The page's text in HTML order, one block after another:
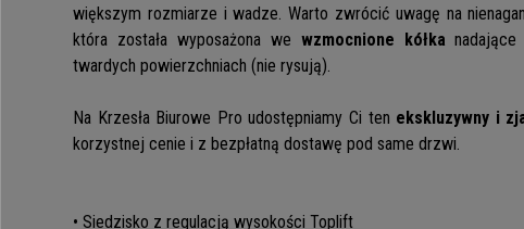
większym rozmiarze i wadze. Warto zwrócić uwagę na
która została wyposażona we wzmocnione kółka
twardych powierzchniach (nie rysują).
Na Krzesła Biurowe Pro udostępniamy Ci ten ekskluzywny i
korzystnej cenie i z bezpłatną dostawę pod same drzwi.
• Siedzisko z regulacją wysokości Toplift